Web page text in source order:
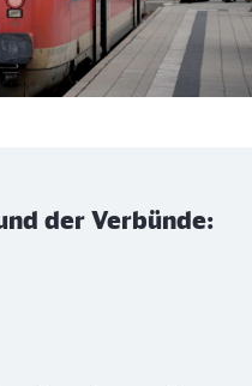
der Verbünde: